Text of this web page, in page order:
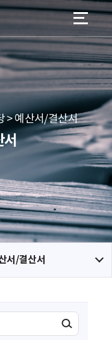
> 예산서/결산서
서
서/결산서
검색실행